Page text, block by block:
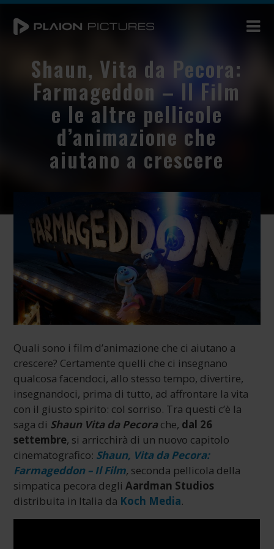
Shaun, Vita da Pecora:
Farmageddon – Il Film
e le altre pellicole
d’animazione che
aiutano a crescere
Quali sono i film d’animazione che ci aiutano a
crescere? Certamente quelli che ci insegnano
qualcosa facendoci, allo stesso tempo, divertire,
insegnandoci, prima di tutto, ad affrontare la vita
con il giusto spirito: col sorriso. Tra questi c’è la
saga di Shaun Vita da Pecorache, dal 26
settembre, si arricchirà di un nuovo capitolo
cinematografico: Shaun, Vita da Pecora:
Farmageddon – Il Film, seconda pellicola della
simpatica pecora degliAardman Studios
distribuita in Italia da Koch Media.